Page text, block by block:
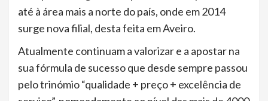
até à área mais a norte do país, onde em 2014
surge nova filial, desta feita em Aveiro.
Atualmente continuam a valorizar e a apostar na
sua fórmula de sucesso que desde sempre passou
pelo trinómio “qualidade + preço + excelência de